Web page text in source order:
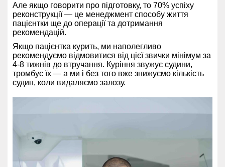
Але якщо говорити про підготовку, то 70% успіху
реконструкції — це менеджмент способу життя
пацієнтки ще до операції та дотримання
рекомендацій.
Якщо пацієнтка курить, ми наполегливо
рекомендуємо відмовитися від цієї звички мінімум за
4-8 тижнів до втручання. Куріння звужує судини,
тромбує їх — а ми і без того вже знижуємо кількість
судин, коли видаляємо залозу.